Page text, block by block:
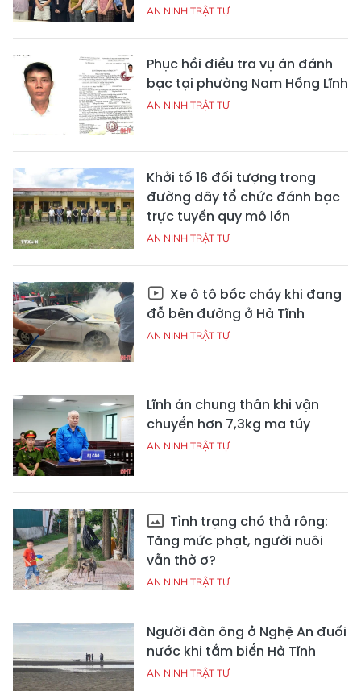
AN NINH TRẬT TỰ
Phục hồi điều tra vụ án đánh
bạc tại phường Nam Hồng Lĩnh
AN NINH TRẬT TỰ
Khởi tố 16 đối tượng trong
đường dây tổ chức đánh bạc
trực tuyến quy mô lớn
AN NINH TRẬT TỰ
Xe ô tô bốc cháy khi đang
đỗ bên đường ở Hà Tĩnh
AN NINH TRẬT TỰ
Lĩnh án chung thân khi vận
chuyển hơn 7,3kg ma túy
AN NINH TRẬT TỰ
Tình trạng chó thả rông:
Tăng mức phạt, người nuôi
vẫn thờ ơ?
AN NINH TRẬT TỰ
Người đàn ông ở Nghệ An đuối
nước khi tắm biển Hà Tĩnh
AN NINH TRẬT TỰ